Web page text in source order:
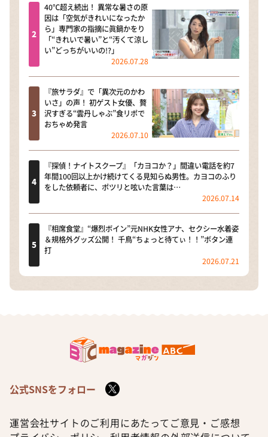
40℃超え続出！ 異常な暑さの原
因は「空気がきれいになったか
ら」専門家の指摘に眞鍋かをり
「“きれいで暑い”と“汚くて涼し
い”どっちがいいの!?」
2026.07.28
『旅サラダ』で「異次元のかわ
いさ」の声！ 初ゲスト女優、贅
沢すぎる“雲丹しゃぶ”食リポで
おちゃめ発言
2026.07.10
『探偵！ナイトスクープ』「カヨコか？」間違い電話を約7
年間100回以上かけ続けてくる見知らぬ男性。カヨコのふり
をした依頼者に、ポツリと呟いた言葉は…
2026.07.14
『相席食堂』“爆烈ボイン”元NHK女性アナ、セクシー水着姿
＆規格外グッズ公開！ 千鳥“ちょっと待てぃ！！”ボタン連
打
2026.07.21
公式SNSをフォロー
運営会社サイトのご利用にあたって ご意見・ご感想